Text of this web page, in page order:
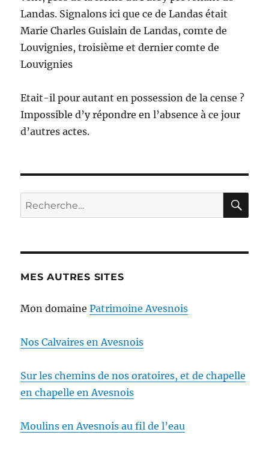
Landas. Signalons ici que ce de Landas était
Marie Charles Guislain de Landas, comte de
Louvignies, troisième et dernier comte de
Louvignies
Etait-il pour autant en possession de la cense ?
Impossible d’y répondre en l’absence à ce jour
d’autres actes.
Recherche
pour :
MES AUTRES SITES
Mon domainePatrimoine Avesnois
Nos Calvaires en Avesnois
Sur les chemins de nos oratoires, et de chapelle
en chapelle en Avesnois
Moulins en Avesnois au fil de l’eau